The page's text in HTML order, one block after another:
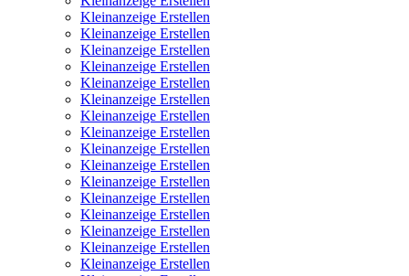
Kleinanzeige Erstellen
Kleinanzeige Erstellen
Kleinanzeige Erstellen
Kleinanzeige Erstellen
Kleinanzeige Erstellen
Kleinanzeige Erstellen
Kleinanzeige Erstellen
Kleinanzeige Erstellen
Kleinanzeige Erstellen
Kleinanzeige Erstellen
Kleinanzeige Erstellen
Kleinanzeige Erstellen
Kleinanzeige Erstellen
Kleinanzeige Erstellen
Kleinanzeige Erstellen
Kleinanzeige Erstellen